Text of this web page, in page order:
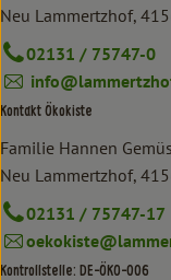
Neu Lammertzhof,
02131 / 75747-0
Kontakt Ökokiste
Familie Hannen
Neu Lammertzhof,
02131 / 75747-17
Kontrollstelle: DE-ÖKO-006